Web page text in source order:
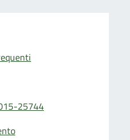
25744